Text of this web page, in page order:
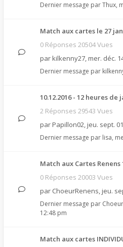
Dernier message parThux,
Match aux cartes le 27
0 Réponses 20504 Vues
par kilkenny27, mer. déc.
Dernier message par
10.12.2016 - 12 heures
2 Réponses 29543 Vues
par Papillon02, jeu. sept.
Dernier message par lisa,
Match aux Cartes Renens
0 Réponses 20003 Vues
par ChoeurRenens, jeu.
Dernier message par
12:48 pm
Match aux cartes